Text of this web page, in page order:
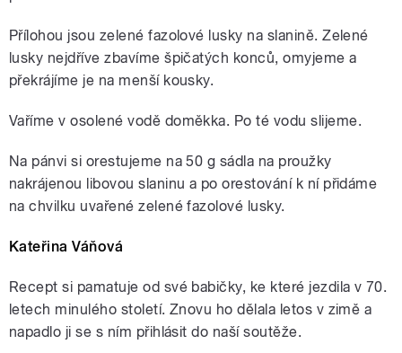
Přílohou jsou zelené fazolové lusky na slanině. Zelené
lusky nejdříve zbavíme špičatých konců, omyjeme a
překrájíme je na menší kousky.
Vaříme v osolené vodě doměkka. Po té vodu slijeme.
Na pánvi si orestujeme na 50 g sádla na proužky
nakrájenou libovou slaninu a po orestování k ní přidáme
na chvilku uvařené zelené fazolové lusky.
Kateřina Váňová
Recept si pamatuje od své babičky, ke které jezdila v 70.
letech minulého století. Znovu ho dělala letos v zimě a
napadlo ji se s ním přihlásit do naší soutěže.